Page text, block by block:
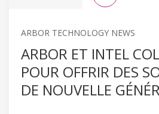
ARBOR TECHNOLOGY NEWS
ARBOR ET INTEL
POUR OFFRIR DES
DE NOUVELLE